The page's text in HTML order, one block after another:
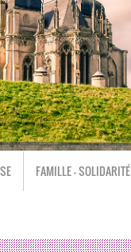
FAMILLE - SOLIDARITÉ